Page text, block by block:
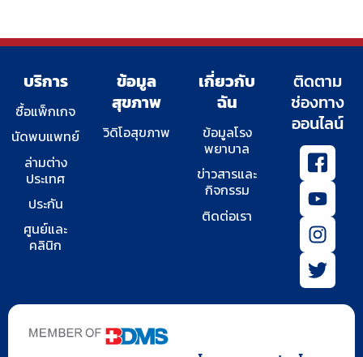
บริการ
ซื้อแพ็กเกจ
นัดพบแพทย์
ล่ามต่าง
ประเทศ
ประกัน
ศูนย์และ
คลินิก
ข้อมูล
สุขภาพ
วิดิโอสุขภาพ
เกี่ยวกับ
ฉัน
ข้อมูลโรง
พยาบาล
ข่าวสารและ
กิจกรรม
ติดต่อเรา
ติดตาม
ช่องทาง
ออนไลน์
I
c
o
n
-
f
a
c
e
Y
o
u
t
u
b
e
I
n
s
t
a
g
r
a
m
T
w
i
t
t
e
r